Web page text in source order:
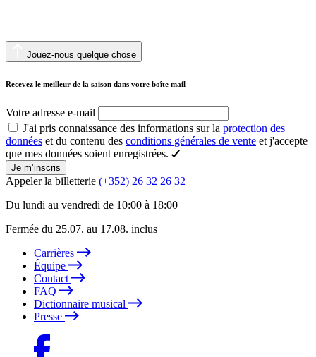
Jouez-nous quelque chose
Recevez le meilleur de la saison dans votre boîte mail
Votre adresse e-mail
J'ai pris connaissance des informations sur la protection des
données et du contenu des conditions générales de vente et j'accepte
que mes données soient enregistrées.
Je m’inscris
Appeler la billetterie (+352) 26 32 26 32
Du lundi au vendredi de 10:00 à 18:00
Fermée du 25.07. au 17.08. inclus
Carrières
Équipe
Contact
FAQ
Dictionnaire musical
Presse